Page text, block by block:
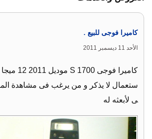
كاميرا فوجى للبيع .
الأحد 11 ديسمبر 2011
ستعمال لا يذكر و من يرغب فى مشاهدة
ى لأبعثه له